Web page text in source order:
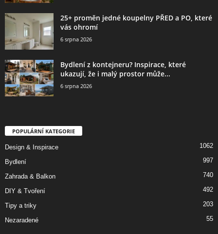
25+ proměn jedné koupelny PŘED a PO, které
vás ohromí
6 srpna 2026
Bydlení z kontejneru? Inspirace, které
ukazují, že i malý prostor může...
6 srpna 2026
POPULÁRNÍ KATEGORIE
Design & Inspirace 1062
Bydlení 997
Zahrada & Balkon 740
DIY & Tvoření 492
Tipy a triky 203
Nezaradené 55